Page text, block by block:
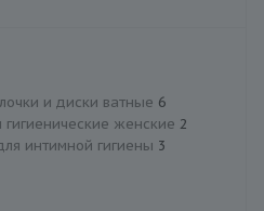
и диски ватные 6
гигиенические женские 2
интимной гигиены 3